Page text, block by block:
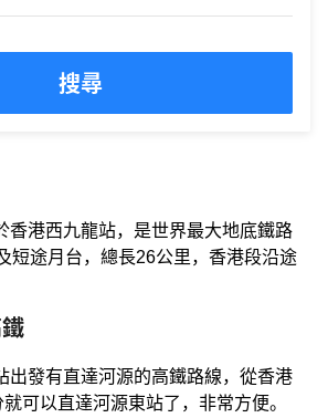
搜尋
香港西九龍站，是世界最大地底鐵路
短途月台，總長26公里，香港段沿途
出發有直達河源的高鐵路線，從香港
可以直達河源東站了，非常方便。